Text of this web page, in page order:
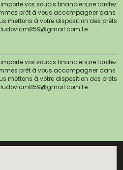
vos soucis financiers,ne tardez
prêt à vous accompagner dans
mettons à votre disposition des prêts
Le
vos soucis financiers,ne tardez
prêt à vous accompagner dans
mettons à votre disposition des prêts
Le